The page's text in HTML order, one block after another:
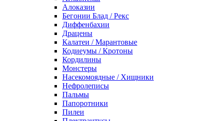
Алоказии
Бегонии Блад / Рекс
Диффенбахии
Драцены
Калатеи / Марантовые
Кодиеумы / Кротоны
Кордилины
Монстеры
Насекомоядные / Хищники
Нефролеписы
Пальмы
Папоротники
Пилеи